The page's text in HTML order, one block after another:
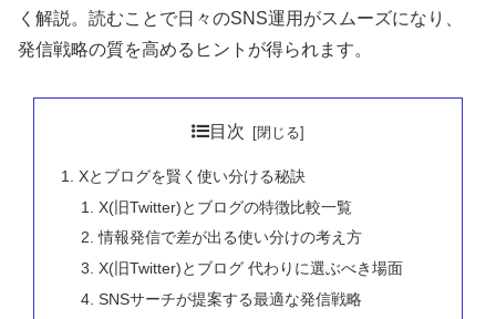
く解説。読むことで日々のSNS運用がスムーズになり、
発信戦略の質を高めるヒントが得られます。
目次
Xとブログを賢く使い分ける秘訣
X(旧Twitter)とブログの特徴比較一覧
情報発信で差が出る使い分けの考え方
X(旧Twitter)とブログ 代わりに選ぶべき場面
SNSサーチが提案する最適な発信戦略